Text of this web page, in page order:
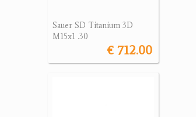
Sauer SD Titanium 3D
M15x1 .30
€ 712.00